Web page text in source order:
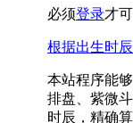
必须登录才
根据出生时
本站程序能
排盘、紫微
时辰，精确算